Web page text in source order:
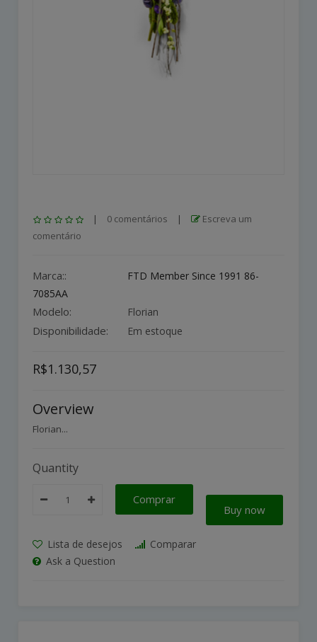
| 0 comentários |
Escreva um
comentário
Marca::
FTD Member Since 1991 86-
7085AA
Modelo: Florian
Disponibilidade: Em estoque
R$1.130,57
Overview
Florian...
Quantity
Comprar
Buy now
Lista de desejos
Comparar
Ask a Question